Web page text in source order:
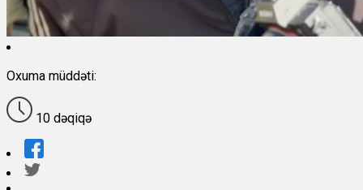
Oxuma müddəti:
10 dəqiqə